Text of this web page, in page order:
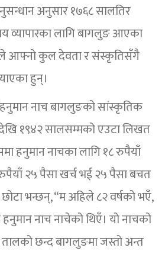
अनुसार १७६८ सालतिर
व्यापारका लागि बागलुङ आएका
आफ्नो कुल देवता र संस्कृतिसँगै
हुन्।
नाच बागलुङको सांस्कृतिक
१९४२ सालसम्मको एउटा लिखत
हनुमान नाचका लागि १८ रुपैयाँ
२५ पैसा खर्च भई २५ पैसा बचत
भन्छन्, “म अहिले ८२ वर्षको भएँ,
नाच नाचेको थिएँ। यो नाचको
तालको छन्द बागलुङमा जस्तो अन्त